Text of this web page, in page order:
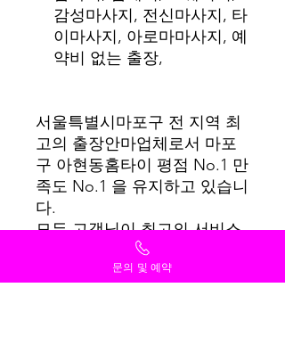
감성마사지, 전신마사지, 타
이마사지, 아로마마사지, 예
약비 없는 출장,
서울특별시마포구 전 지역 최
고의 출장안마업체로서 마포
구 아현동홈타이 평점 No.1 만
족도 No.1 을 유지하고 있습니
다.
모든 고객님이 최고의 서비스
를 받을 수 있도록 항상 최선
을 다하겠습니다.
문의 및 예약